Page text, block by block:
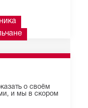
о своём
и мы в скором